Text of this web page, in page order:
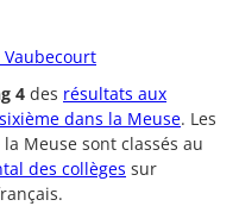
4 des résultats aux
dans la Meuse. Les
Meuse sont classés au
des collèges sur